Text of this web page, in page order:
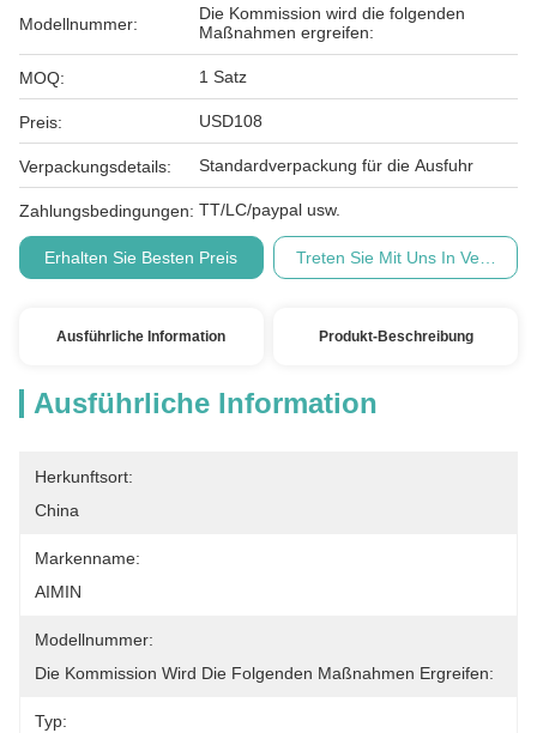
Modellnummer:
Die Kommission wird die folgenden
Maßnahmen ergreifen:
MOQ: 1 Satz
Preis: USD108
Verpackungsdetails: Standardverpackung für die Ausfuhr
Zahlungsbedingungen: TT/LC/paypal usw.
Erhalten Sie Besten Preis Treten Sie Mit Uns In
Ausführliche Information Produkt-Beschreibung
Ausführliche Information
Herkunftsort:
China
Markenname:
AIMIN
Modellnummer:
Die Kommission Wird Die Folgenden Maßnahmen Ergreifen:
Typ: